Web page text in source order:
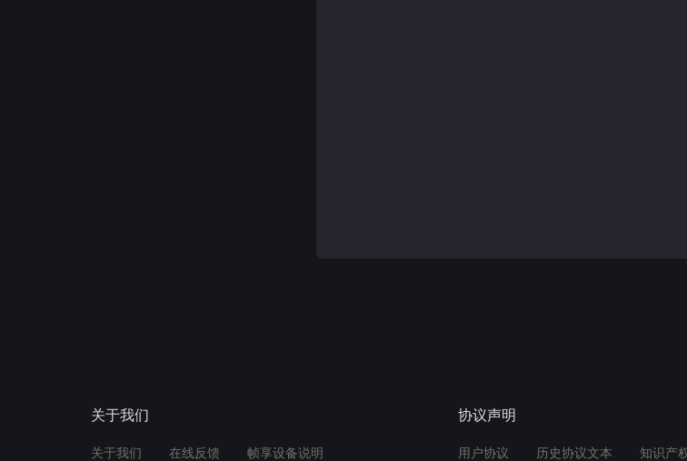
关于我们
关于我们 在线反馈 帧享设备说明
协议声明
用户协议 历史协议文本 知识产